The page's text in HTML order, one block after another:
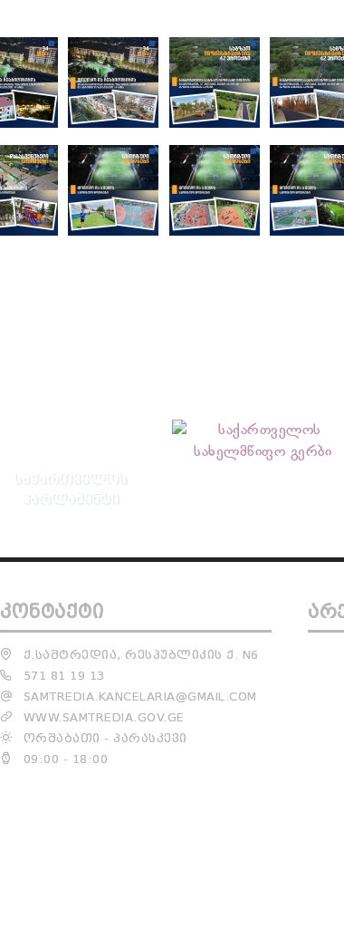
ᲡᲐᲥᲐᲠᲗᲕᲔᲚᲝᲡ
ᲞᲐᲠᲚᲐᲛᲔᲜᲢᲘ
ᲙᲝᲜᲢᲐᲥᲢᲘ
Ქ.ᲡᲐᲛᲢᲠᲔᲓᲘᲐ, ᲠᲔᲡᲞᲣᲑᲚᲘᲙᲘᲡ Ქ. N6
571 81 19 13
SAMTREDIA.KANCELARIA@GMAIL.COM
WWW.SAMTREDIA.GOV.GE
ᲝᲠᲨᲐᲑᲐᲗᲘ - ᲞᲐᲠᲐᲡᲙᲔᲕᲘ
09:00 - 18:00